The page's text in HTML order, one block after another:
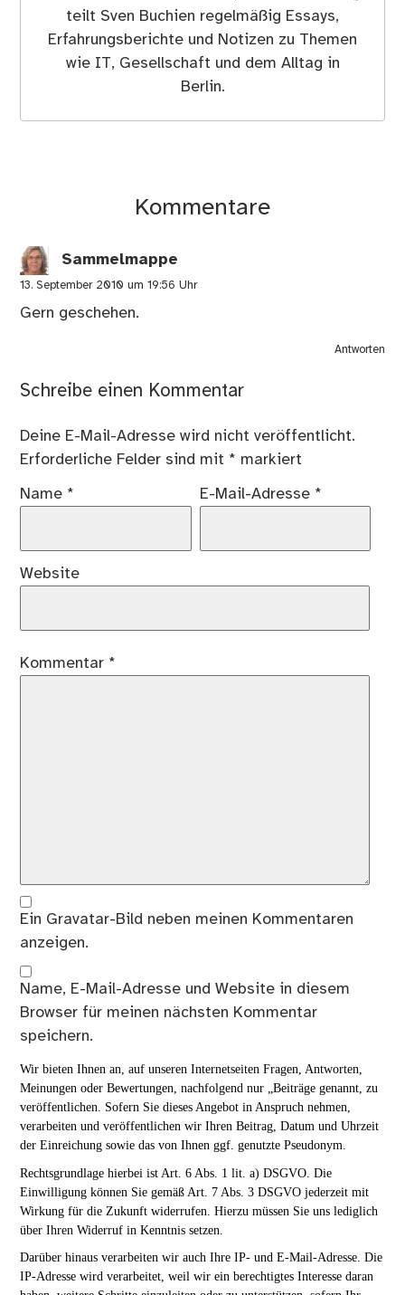
teilt Sven Buchien regelmäßig Essays,
Erfahrungsberichte und Notizen zu Themen
wie IT, Gesellschaft und dem Alltag in
Berlin.
Kommentare
Sammelmappe
13. September 2010 um 19:56 Uhr
Gern geschehen.
Antworten
Schreibe einen Kommentar
Deine E-Mail-Adresse wird nicht veröffentlicht.
Erforderliche Felder sind mit * markiert
Name * E-Mail-Adresse *
Website
Kommentar *
Ein Gravatar-Bild neben meinen Kommentaren
anzeigen.
Name, E-Mail-Adresse und Website in diesem
Browser für meinen nächsten Kommentar
speichern.
Wir bieten Ihnen an, auf unseren Internetseiten Fragen, Antworten,
Meinungen oder Bewertungen, nachfolgend nur „Beiträge genannt, zu
veröffentlichen. Sofern Sie dieses Angebot in Anspruch nehmen,
verarbeiten und veröffentlichen wir Ihren Beitrag, Datum und Uhrzeit
der Einreichung sowie das von Ihnen ggf. genutzte Pseudonym.
Rechtsgrundlage hierbei ist Art. 6 Abs. 1 lit. a) DSGVO. Die
Einwilligung können Sie gemäß Art. 7 Abs. 3 DSGVO jederzeit mit
Wirkung für die Zukunft widerrufen. Hierzu müssen Sie uns lediglich
über Ihren Widerruf in Kenntnis setzen.
Darüber hinaus verarbeiten wir auch Ihre IP- und E-Mail-Adresse. Die
IP-Adresse wird verarbeitet, weil wir ein berechtigtes Interesse daran